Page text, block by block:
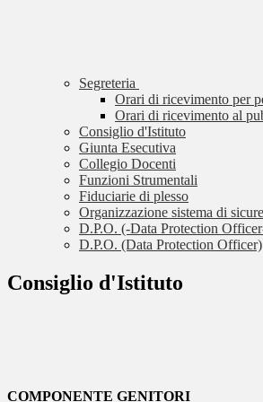
Segreteria
Orari di ricevimento per
Orari di ricevimento al
Consiglio d'Istituto
Giunta Esecutiva
Collegio Docenti
Funzioni Strumentali
Fiduciarie di plesso
Organizzazione sistema di
D.P.O. (-Data Protection
D.P.O. (Data Protection Officer)
Consiglio d'Istituto
COMPONENTE GENITORI